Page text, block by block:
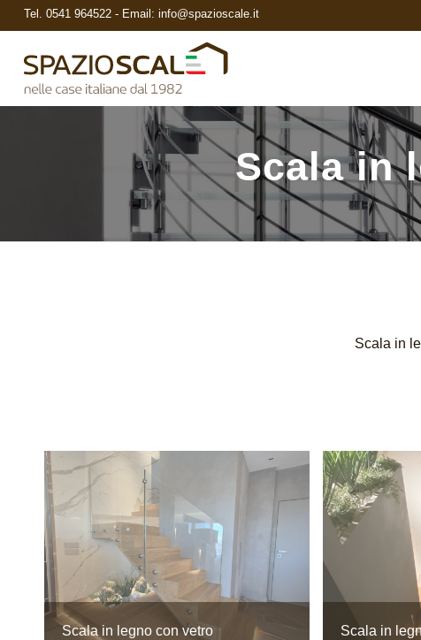
Tel. 0541 964522 - Email: info@spazioscale.it
Scala in
Scala in
Scala in legno con vetro Scala in